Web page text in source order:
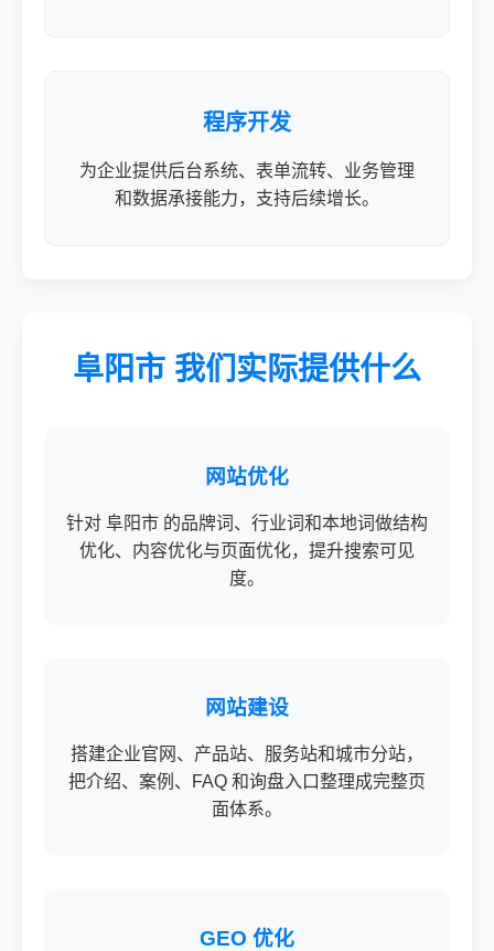
程序开发
为企业提供后台系统、表单流转、业务管理
和数据承接能力，支持后续增长。
阜阳市 我们实际提供什么
网站优化
针对 阜阳市 的品牌词、行业词和本地词做结构
优化、内容优化与页面优化，提升搜索可见
度。
网站建设
搭建企业官网、产品站、服务站和城市分站，
把介绍、案例、FAQ 和询盘入口整理成完整页
面体系。
GEO 优化